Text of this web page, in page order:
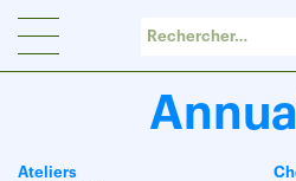
Ateliers